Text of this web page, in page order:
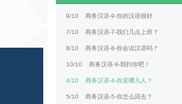
9/10 商务汉语-9-你的汉语很好
7/10 商务汉语-7-我们几点上班？
8/10 商务汉语-8-你会说汉语吗？
10/10 商务汉语-9-我扫你吧！
4/10 商务汉语-4-你是哪儿人？
5/10 商务汉语-5-你怎么回去？